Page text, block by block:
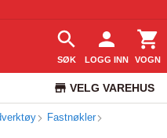
SØK LOGG INN VOGN
VELG VAREHUS
KUNDESERVICE
Fastnøkler